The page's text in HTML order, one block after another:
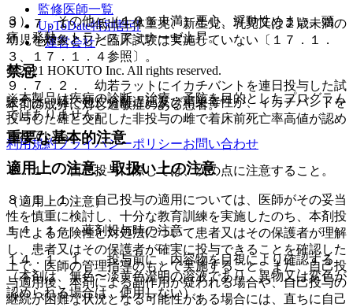
９．７．１． 低出生体重児、新生児、乳児又は２歳未満の
幼児を対象とした臨床試験は実施していない〔１７．１．
３、１７．１．４参照〕。
９．７．２． 幼若ラットにイカチバントを連日投与した試
験では、雄で包皮分離遅延及び精巣毒性が、イカチバントを
投与した雄と交配した非投与の雌で着床前死亡率高値が認め
られている。
適用上の注意、取扱い上の注意
（適用上の注意）
１４．１． 薬剤投与時の注意
１４．１．１． 投与前に、内容物を目視により確認する
（本剤は、無色〜淡黄色澄明の溶液であり、異物又は変色が
認められる場合は、使用しない）。
３）． その他：（１０％未満）悪心、浮動性めまい、頭
痛、発熱、トランスアミナーゼ上昇。
禁忌
本剤の成分に対し過敏症のある患者。
重要な基本的注意
８．１． 自己投与に際しては、次の点に注意すること。
８．１．１． 自己投与の適用については、医師がその妥当
性を慎重に検討し、十分な教育訓練を実施したのち、本剤投
与による危険性と対処法について患者又はその保護者が理解
し、患者又はその保護者が確実に投与できることを確認した
上で、医師の管理指導のもとで実施すること。また、自己投
与適用後、本剤による副作用が疑われる場合や、自己投与の
継続が困難な状況となる可能性がある場合には、直ちに自己
監修医師一覧
UpToDate特別割引
運営会社
© 2021 HOKUTO Inc. All rights reserved.
※本製品は疾病の診断・治療・予防を目的としたプログラム
ではありません。
利用規約プライバシーポリシーお問い合わせ